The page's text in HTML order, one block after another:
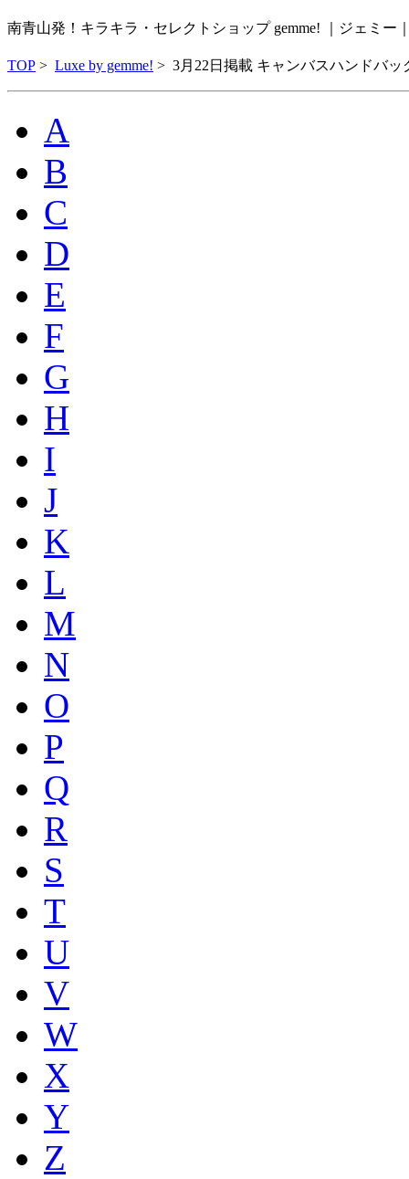
南青山発！キラキラ・セレクトショップ gemme! ｜ジェミー
TOP > Luxe by gemme! > 3月22日掲載 キャンバスハンドバ
A
B
C
D
E
F
G
H
I
J
K
L
M
N
O
P
Q
R
S
T
U
V
W
X
Y
Z